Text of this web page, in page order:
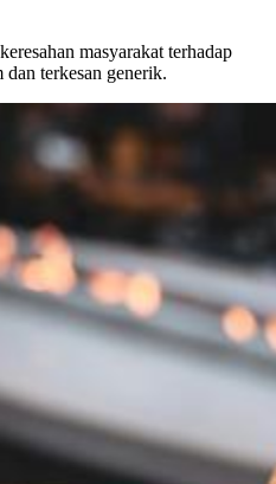
masyarakat terhadap
dan terkesan generik.